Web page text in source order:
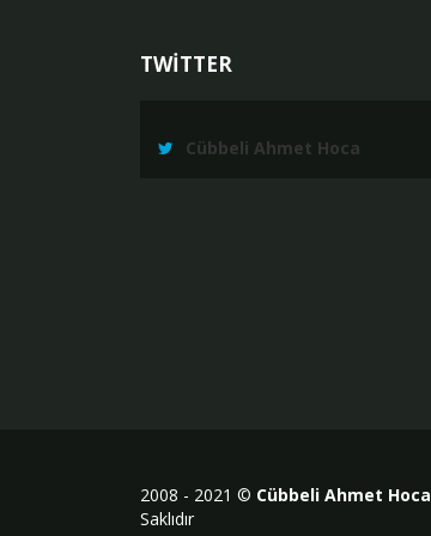
TWİTTER
Cübbeli Ahmet Hoca
2008 - 2021 © Cübbeli Ahmet Hoca
Saklıdır